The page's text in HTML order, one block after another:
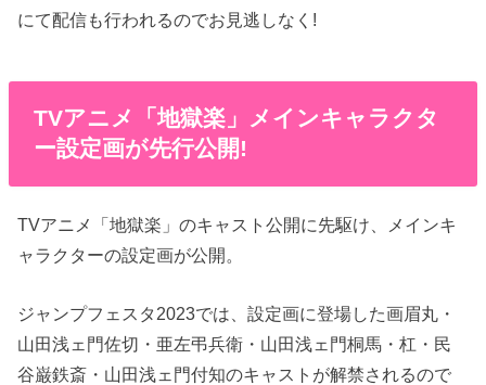
にて配信も行われるのでお見逃しなく!
TVアニメ「地獄楽」メインキャラクタ
ー設定画が先行公開!
TVアニメ「地獄楽」のキャスト公開に先駆け、メインキ
ャラクターの設定画が公開。
ジャンプフェスタ2023では、設定画に登場した画眉丸・
山田浅ェ門佐切・亜左弔兵衛・山田浅ェ門桐馬・杠・民
谷巌鉄斎・山田浅ェ門付知のキャストが解禁されるので